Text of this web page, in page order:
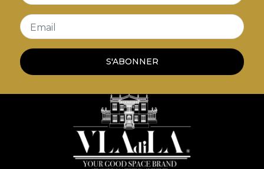
Email
S'ABONNER